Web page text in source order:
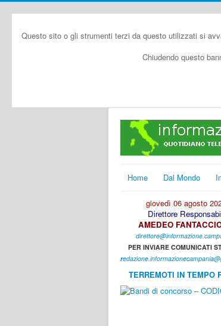
Questo sito o gli strumenti terzi da questo utilizzati si
Chiudendo questo
Home Dal Mondo
giovedì 06 agosto
Direttore
AMEDEO
PER INVIARE COMUNICATI
r
TERREMOTI IN TEMPO